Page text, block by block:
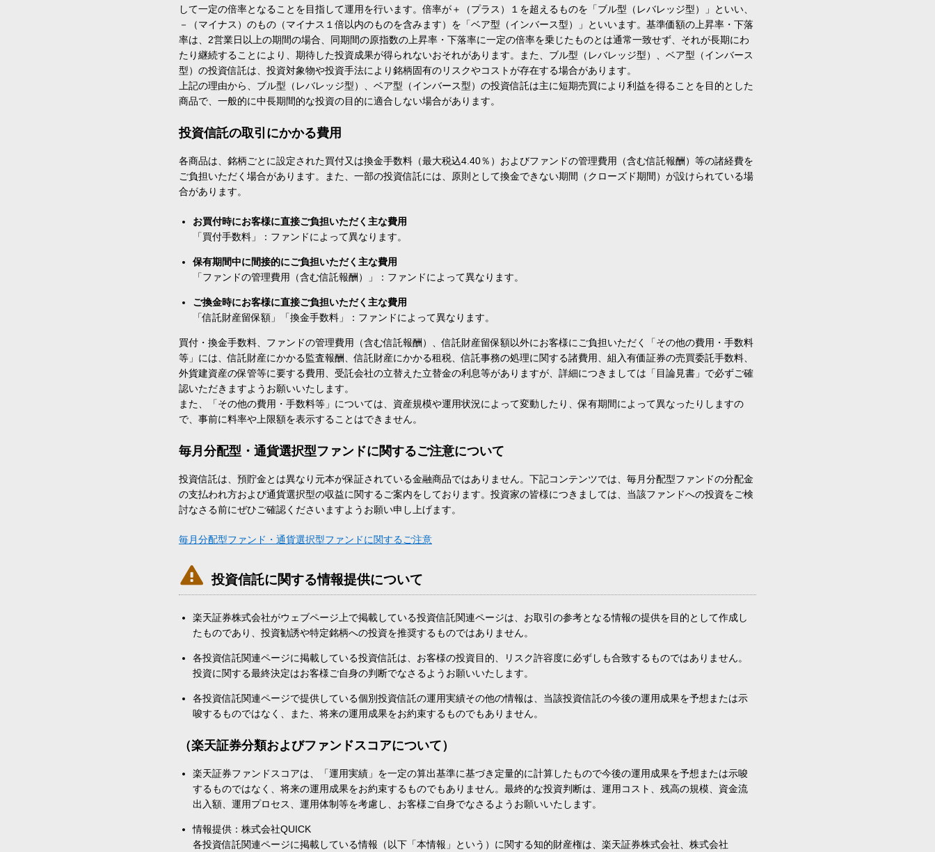
して一定の倍率となることを目指して運用を行います。倍率が＋（プラス）１を超えるものを「ブル型（レバレッジ型）」といい、
－（マイナス）のもの（マイナス１倍以内のものを含みます）を「ベア型（インバース型）」といいます。基準価額の上昇率・下落
率は、2営業日以上の期間の場合、同期間の原指数の上昇率・下落率に一定の倍率を乗じたものとは通常一致せず、それが長期にわ
たり継続することにより、期待した投資成果が得られないおそれがあります。また、ブル型（レバレッジ型）、ベア型（インバース
型）の投資信託は、投資対象物や投資手法により銘柄固有のリスクやコストが存在する場合があります。
上記の理由から、ブル型（レバレッジ型）、ベア型（インバース型）の投資信託は主に短期売買により利益を得ることを目的とした
商品で、一般的に中長期間的な投資の目的に適合しない場合があります。
投資信託の取引にかかる費用
各商品は、銘柄ごとに設定された買付又は換金手数料（最大税込4.40％）およびファンドの管理費用（含む信託報酬）等の諸経費を
ご負担いただく場合があります。また、一部の投資信託には、原則として換金できない期間（クローズド期間）が設けられている場
合があります。
お買付時にお客様に直接ご負担いただく主な費用
「買付手数料」：ファンドによって異なります。
保有期間中に間接的にご負担いただく主な費用
「ファンドの管理費用（含む信託報酬）」：ファンドによって異なります。
ご換金時にお客様に直接ご負担いただく主な費用
「信託財産留保額」「換金手数料」：ファンドによって異なります。
買付・換金手数料、ファンドの管理費用（含む信託報酬）、信託財産留保額以外にお客様にご負担いただく「その他の費用・手数料
等」には、信託財産にかかる監査報酬、信託財産にかかる租税、信託事務の処理に関する諸費用、組入有価証券の売買委託手数料、
外貨建資産の保管等に要する費用、受託会社の立替えた立替金の利息等がありますが、詳細につきましては「目論見書」で必ずご確
認いただきますようお願いいたします。
また、「その他の費用・手数料等」については、資産規模や運用状況によって変動したり、保有期間によって異なったりしますの
で、事前に料率や上限額を表示することはできません。
毎月分配型・通貨選択型ファンドに関するご注意について
投資信託は、預貯金とは異なり元本が保証されている金融商品ではありません。下記コンテンツでは、毎月分配型ファンドの分配金
の支払われ方および通貨選択型の収益に関するご案内をしております。投資家の皆様につきましては、当該ファンドへの投資をご検
討なさる前にぜひご確認くださいますようお願い申し上げます。
毎月分配型ファンド・通貨選択型ファンドに関するご注意
 投資信託に関する情報提供について
楽天証券株式会社がウェブページ上で掲載している投資信託関連ページは、お取引の参考となる情報の提供を目的として作成し
たものであり、投資勧誘や特定銘柄への投資を推奨するものではありません。
各投資信託関連ページに掲載している投資信託は、お客様の投資目的、リスク許容度に必ずしも合致するものではありません。
投資に関する最終決定はお客様ご自身の判断でなさるようお願いいたします。
各投資信託関連ページで提供している個別投資信託の運用実績その他の情報は、当該投資信託の今後の運用成果を予想または示
唆するものではなく、また、将来の運用成果をお約束するものでもありません。
（楽天証券分類およびファンドスコアについて）
楽天証券ファンドスコアは、「運用実績」を一定の算出基準に基づき定量的に計算したもので今後の運用成果を予想または示唆
するものではなく、将来の運用成果をお約束するものでもありません。最終的な投資判断は、運用コスト、残高の規模、資金流
出入額、運用プロセス、運用体制等を考慮し、お客様ご自身でなさるようお願いいたします。
情報提供：株式会社QUICK
各投資信託関連ページに掲載している情報（以下「本情報」という）に関する知的財産権は、楽天証券株式会社、株式会社